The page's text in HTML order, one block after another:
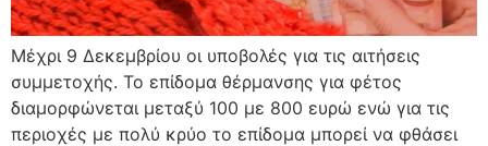
Μέχρι 9 Δεκεμβρίου οι υποβολές για τις αιτήσεις
συμμετοχής. Το επίδομα θέρμανσης για φέτος
διαμορφώνεται μεταξύ 100 με 800 ευρώ ενώ για τις
περιοχές με πολύ κρύο το επίδομα μπορεί να φθάσει